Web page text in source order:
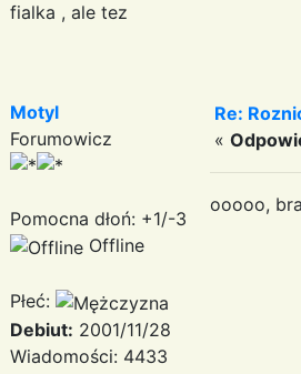
fialka , ale tez
Motyl
Forumowicz
Pomocna dłoń: +1/-3
Offline
Płeć:
Debiut: 2001/11/28
Wiadomości: 4433
Re:
«
ooooo,